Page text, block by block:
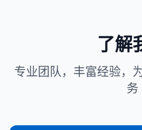
了解
专业团队，丰富经验，
务